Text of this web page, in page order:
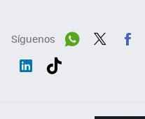
Síguenos